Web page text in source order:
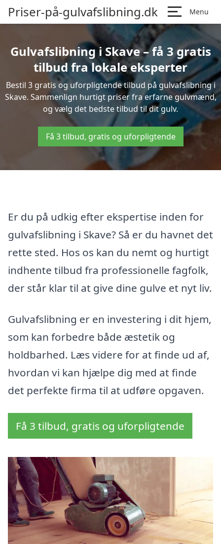
Priser-på-gulvafslibning.dk Menu
Gulvafslibning i Skave – få 3 gratis
tilbud fra lokale eksperter
Bestil 3 gratis og uforpligtende tilbud på gulvafslibning i
Skave. Sammenlign hurtigt priser fra erfarne gulvmænd,
og vælg det bedste tilbud til dit gulv.
Få 3 tilbud, gratis og uforpligtende
Er du på udkig efter ekspertise inden for
gulvafslibning i Skave? Så er du havnet det
rette sted. Hos os kan du nemt og hurtigt
indhente tilbud fra professionelle fagfolk,
der står klar til at give dine gulve et nyt liv.
Gulvafslibning er en investering i dit hjem,
som kan forbedre både æstetik og
holdbarhed. Læs videre for at finde ud af,
hvordan vi kan hjælpe dig med at finde
det perfekte firma til at udføre opgaven.
Få 3 tilbud, gratis og uforpligtende